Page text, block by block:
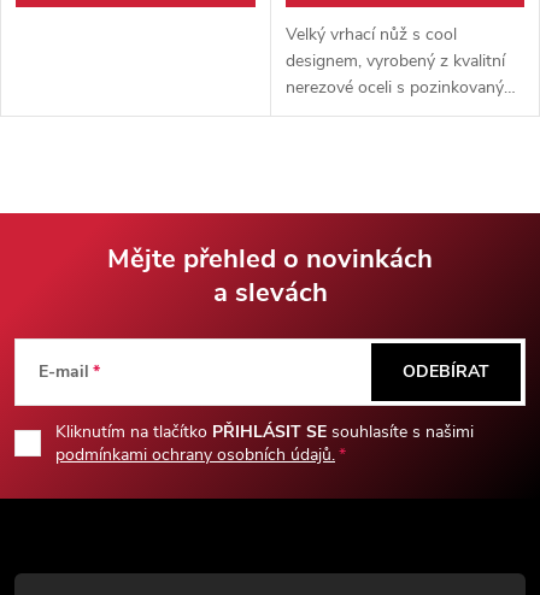
Velký vrhací nůž s cool
designem, vyrobený z kvalitní
nerezové oceli s pozinkovaným
povrchem. Skvělý nůž pro
p
a
Mějte přehled o novinkách
a slevách
E-mail
Kliknutím na tlačítko PŘIHLÁSIT SE souhlasíte s našimi
podmínkami ochrany osobních údajů.
ODEBÍRAT